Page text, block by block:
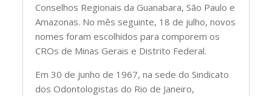
Conselhos Regionais da Guanabara, São Paulo e
Amazonas. No mês seguinte, 18 de julho, novos
nomes foram escolhidos para comporem os
CROs de Minas Gerais e Distrito Federal.
Em 30 de junho de 1967, na sede do Sindicato
dos Odontologistas do Rio de Janeiro,